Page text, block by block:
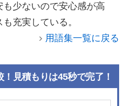
少ないので安心感が高
充実している。
用語集一覧に戻る
！見積もりは45秒で完了！